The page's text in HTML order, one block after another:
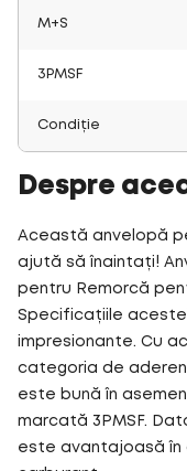
M+S
3PMSF
Condiție
Despre
Această anvelopă
ajută să înaintați!
pentru Remorcă
Specificațiile
impresionante. Cu
categoria de
este bună în
marcată 3PMSF.
este avantajoasă în